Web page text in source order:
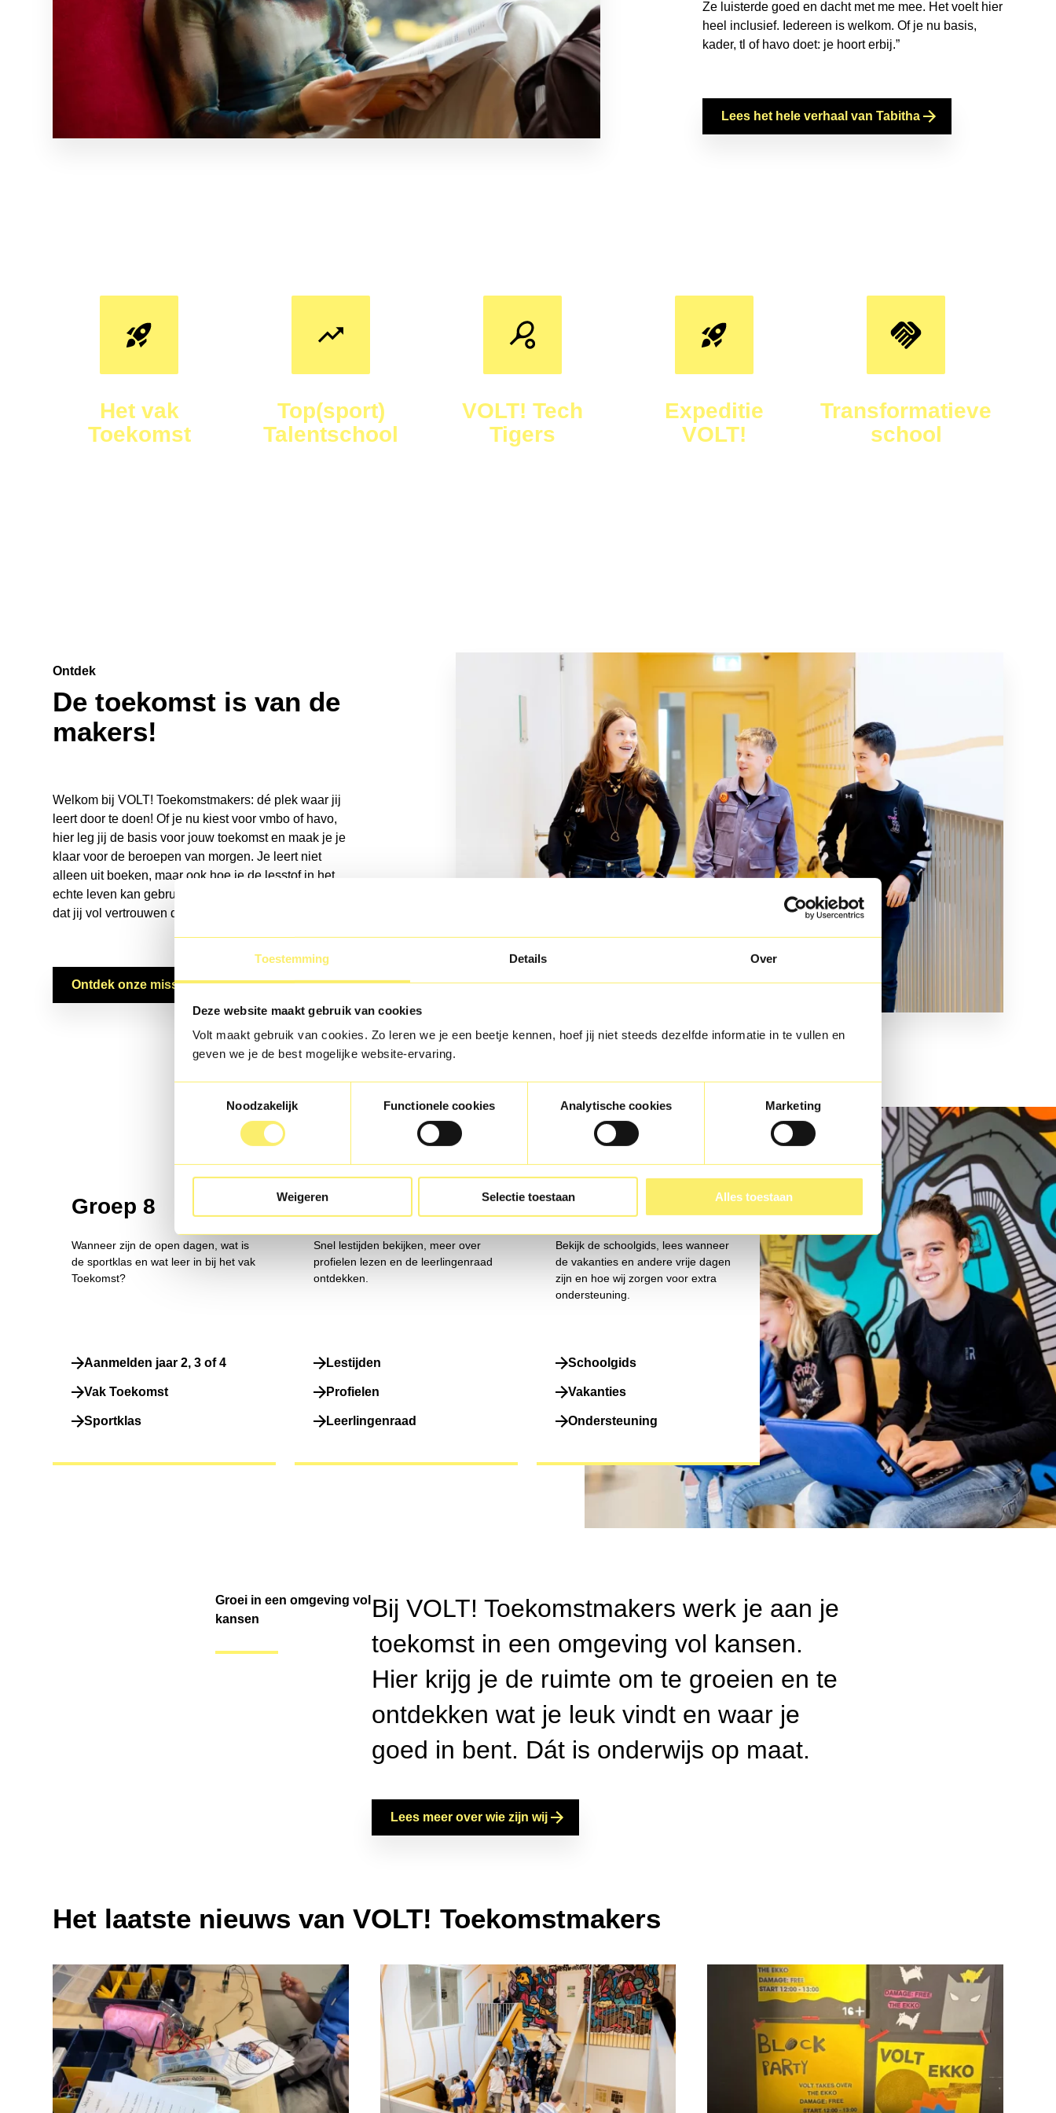
Toestemming Details Over
Deze website maakt gebruik van cookies
Volt maakt gebruik van cookies. Zo leren we je een beetje kennen, hoef jij niet steeds dezelfde informatie in te vullen en
geven we je de best mogelijke website-ervaring.
Noodzakelijk
Functionele cookies Analytische cookies Marketing
Weigeren Selectie toestaan Alles toestaan
Ze luisterde goed en dacht met me mee. Het voelt hier
heel inclusief. Iedereen is welkom. Of je nu basis,
kader, tl of havo doet: je hoort erbij.”
Lees het hele verhaal van Tabitha
Het vak
Toekomst
Top(sport)
Talentschool
VOLT! Tech
Tigers
Expeditie
VOLT!
Transformatieve
school
Ontdek
De toekomst is van de
makers!
Welkom bij VOLT! Toekomstmakers: dé plek waar jij
leert door te doen! Of je nu kiest voor vmbo of havo,
hier leg jij de basis voor jouw toekomst en maak je je
klaar voor de beroepen van morgen. Je leert niet
alleen uit boeken, maar ook hoe je de lesstof in het
echte leven kan gebruiken. Samen zorgen we ervoor
dat jij vol vertrouwen de toekomst tegemoet gaat!
Ontdek onze missie en visie
Groep 8
Wanneer zijn de open dagen, wat is
de sportklas en wat leer in bij het vak
Toekomst?
Aanmelden jaar 2, 3 of 4
Vak Toekomst
Sportklas
Leerlingen
Snel lestijden bekijken, meer over
profielen lezen en de leerlingenraad
ontdekken.
Lestijden
Profielen
Leerlingenraad
Praktisch
Bekijk de schoolgids, lees wanneer
de vakanties en andere vrije dagen
zijn en hoe wij zorgen voor extra
ondersteuning.
Schoolgids
Vakanties
Ondersteuning
Groei in een omgeving vol
kansen
Bij VOLT! Toekomstmakers werk je aan je
toekomst in een omgeving vol kansen.
Hier krijg je de ruimte om te groeien en te
ontdekken wat je leuk vindt en waar je
goed in bent. Dát is onderwijs op maat.
Lees meer over wie zijn wij
Het laatste nieuws van VOLT! Toekomstmakers